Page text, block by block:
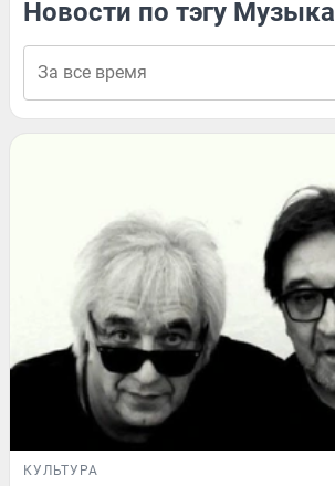
Новости по тэгу Музыка
КУЛЬТУРА